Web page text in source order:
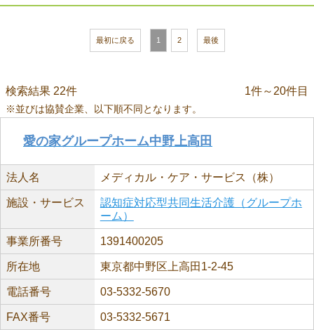
最初に戻る 1 2 最後
検索結果 22件 1件～20件目
※並びは協賛企業、以下順不同となります。
愛の家グループホーム中野上高田
法人名 メディカル・ケア・サービス（株）
施設・サービス
認知症対応型共同生活介護（グループホ
ーム）
事業所番号 1391400205
所在地 東京都中野区上高田1-2-45
電話番号 03-5332-5670
FAX番号 03-5332-5671